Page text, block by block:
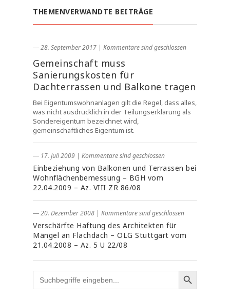
THEMENVERWANDTE BEITRÄGE
― 28. September 2017 | Kommentare sind geschlossen
Gemeinschaft muss
Sanierungskosten für
Dachterrassen und Balkone tragen
Bei Eigentumswohnanlagen gilt die Regel, dass alles,
was nicht ausdrücklich in der Teilungserklärung als
Sondereigentum bezeichnet wird,
gemeinschaftliches Eigentum ist.
― 17. Juli 2009 | Kommentare sind geschlossen
Einbeziehung von Balkonen und Terrassen bei
Wohnflächenbemessung – BGH vom
22.04.2009 – Az. VIII ZR 86/08
― 20. Dezember 2008 | Kommentare sind geschlossen
Verschärfte Haftung des Architekten für
Mängel an Flachdach – OLG Stuttgart vom
21.04.2008 – Az. 5 U 22/08
Search
for: